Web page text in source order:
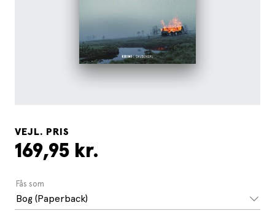
VEJL. PRIS
169,95 kr.
Fås som
Bog (Paperback)